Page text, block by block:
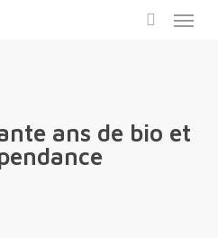
Menu
ans de bio et